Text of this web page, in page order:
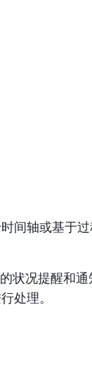
间轴或基于
状况提醒和
处理。